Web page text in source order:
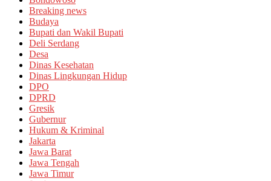
Breaking news
Budaya
Bupati dan Wakil Bupati
Deli Serdang
Desa
Dinas Kesehatan
Dinas Lingkungan Hidup
DPO
DPRD
Gresik
Gubernur
Hukum & Kriminal
Jakarta
Jawa Barat
Jawa Tengah
Jawa Timur